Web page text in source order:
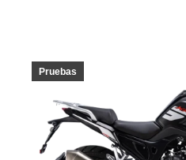
Pruebas